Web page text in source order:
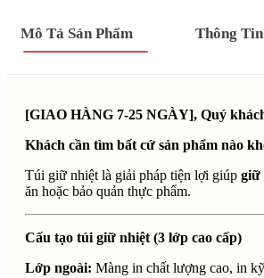
Mô Tả Sản Phẩm Thông
[GIAO HÀNG 7-25 NGÀY], Quý
Khách cần tìm bất cứ sản phẩm nào
Túi giữ nhiệt là giải pháp tiện lợi giúp giữ
ăn hoặc bảo quản thực phẩm.
Cấu tạo túi giữ nhiệt (3 lớp cao cấp)
Lớp ngoài: Màng in chất lượng cao, in